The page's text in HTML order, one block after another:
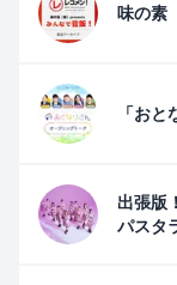
味の素
「お
出張版
パスタ